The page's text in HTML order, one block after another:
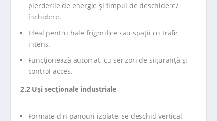
pierderile de energie și timpul de deschidere/
închidere.
Ideal pentru hale frigorifice sau spații cu trafic
intens.
Funcționează automat, cu senzori de siguranță și
control acces.
2.2 Uși secționale industriale
Formate din panouri izolate, se deschid vertical,